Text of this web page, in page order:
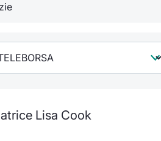
Lisa Cook